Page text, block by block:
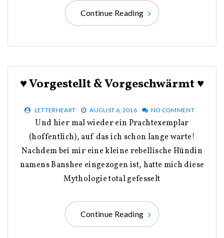
Continue Reading
♥ Vorgestellt & Vorgeschwärmt ♥
LETTERHEART AUGUST 6, 2016 NO COMMENT
Und hier mal wieder ein Prachtexemplar
(hoffentlich), auf das ich schon lange warte!
Nachdem bei mir eine kleine rebellische Hündin
namens Banshee eingezogen ist, hatte mich diese
Mythologie total gefesselt
Continue Reading